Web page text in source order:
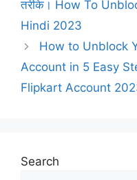
तरीके। How To
Hindi 2023
How to Unblock
Account in 5 Easy
Flipkart Account
Search